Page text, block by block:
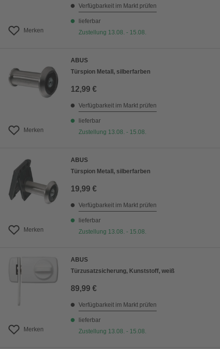
Merken
Verfügbarkeit im Markt prüfen
lieferbar
Zustellung 13.08. - 15.08.
Merken
ABUS
Türspion Metall, silberfarben
12,99 €
Verfügbarkeit im Markt prüfen
lieferbar
Zustellung 13.08. - 15.08.
Merken
ABUS
Türspion Metall, silberfarben
19,99 €
Verfügbarkeit im Markt prüfen
lieferbar
Zustellung 13.08. - 15.08.
Merken
ABUS
Türzusatzsicherung, Kunststoff, weiß
89,99 €
Verfügbarkeit im Markt prüfen
lieferbar
Zustellung 13.08. - 15.08.